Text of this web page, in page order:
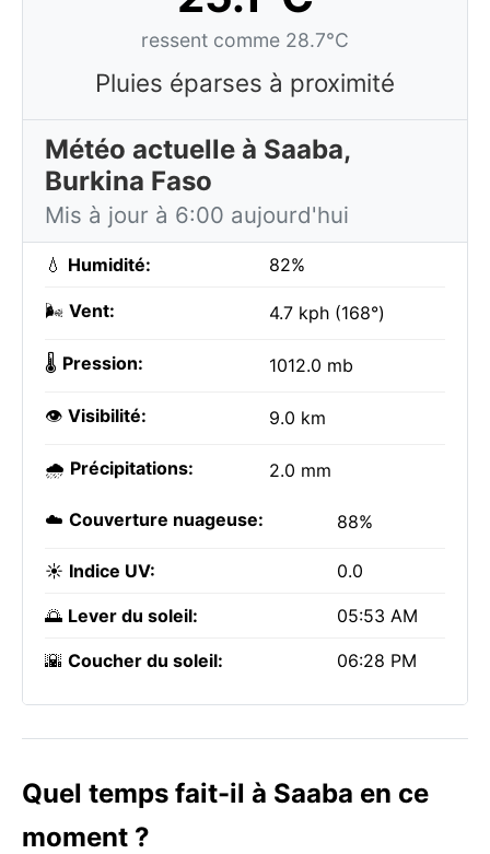
ressent comme 28.7°C
Pluies éparses à proximité
Météo actuelle à Saaba,
Burkina Faso
Mis à jour à 6:00 aujourd'hui
💧 Humidité: 82%
🌬️ Vent: 4.7 kph (168°)
🌡️ Pression: 1012.0 mb
👁️ Visibilité: 9.0 km
🌧️ Précipitations: 2.0 mm
☁️ Couverture nuageuse: 88%
☀️ Indice UV: 0.0
🌅 Lever du soleil: 05:53 AM
🌇 Coucher du soleil: 06:28 PM
Quel temps fait-il à Saaba en ce
moment ?